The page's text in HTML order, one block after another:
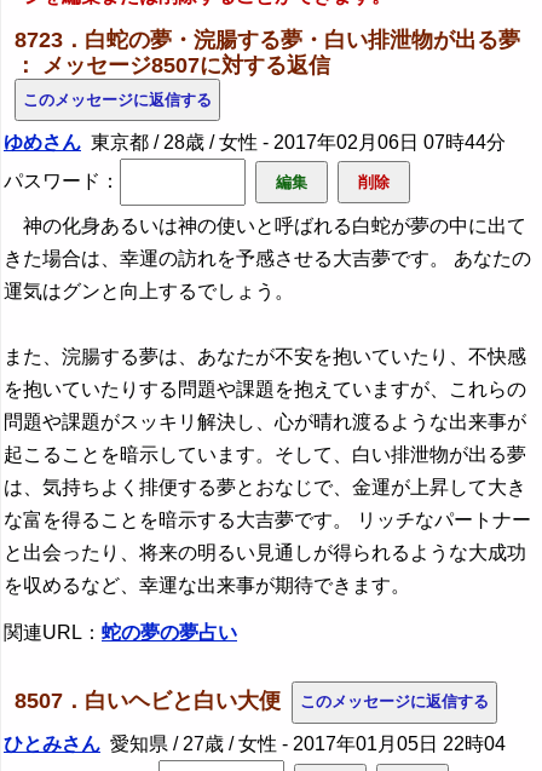
8723．白蛇の夢・浣腸する夢・白い排泄物が出る夢
： メッセージ8507に対する返信
ゆめさん 東京都 / 28歳 / 女性 - 2017年02月06日 07時44分
パスワード：
神の化身あるいは神の使いと呼ばれる白蛇が夢の中に出て
きた場合は、幸運の訪れを予感させる大吉夢です。 あなたの
運気はグンと向上するでしょう。
また、浣腸する夢は、あなたが不安を抱いていたり、不快感
を抱いていたりする問題や課題を抱えていますが、これらの
問題や課題がスッキリ解決し、心が晴れ渡るような出来事が
起こることを暗示しています。そして、白い排泄物が出る夢
は、気持ちよく排便する夢とおなじで、金運が上昇して大き
な富を得ることを暗示する大吉夢です。 リッチなパートナー
と出会ったり、将来の明るい見通しが得られるような大成功
を収めるなど、幸運な出来事が期待できます。
関連URL： 蛇の夢の夢占い
8507．白いヘビと白い大便
ひとみさん 愛知県 / 27歳 / 女性 - 2017年01月05日 22時04